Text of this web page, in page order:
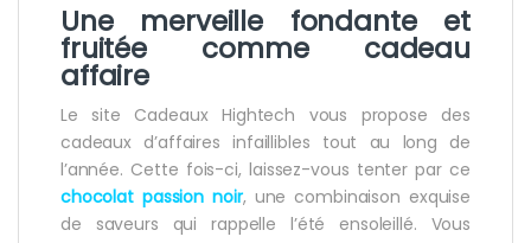
Une merveille fondante et
fruitée comme cadeau
affaire
Le site Cadeaux Hightech vous propose des
cadeaux d’affaires infaillibles tout au long de
l’année. Cette fois-ci, laissez-vous tenter par ce
chocolat passion noir, une combinaison exquise
de saveurs qui rappelle l’été ensoleillé. Vous